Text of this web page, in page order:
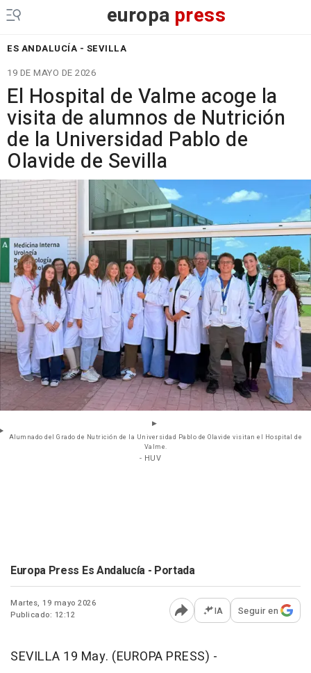
europa press
ES ANDALUCÍA - SEVILLA
19 DE MAYO DE 2026
El Hospital de Valme acoge la
visita de alumnos de Nutrición
de la Universidad Pablo de
Olavide de Sevilla
Alumnado del Grado de Nutrición de la Universidad Pablo de Olavide visitan el Hospital de
Valme.
- HUV
Europa Press Es Andalucía - Portada
Martes, 19 mayo 2026
Publicado: 12:12
Abrir opciones para
IA Seguir en
SEVILLA 19 May. (EUROPA PRESS) -